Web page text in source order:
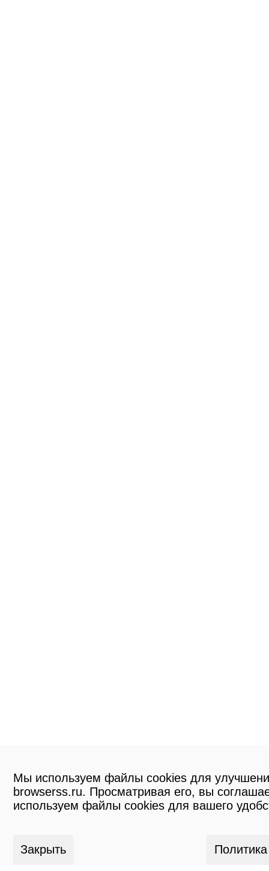
Мы используем файлы cookies для
browserss.ru. Просматривая его, вы
используем файлы cookies для вашего
Закрыть